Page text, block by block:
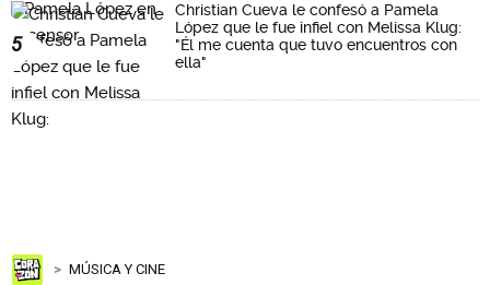
5
Christian Cueva le confesó a Pamela
López que le fue infiel con Melissa Klug:
"Él me cuenta que tuvo encuentros con
ella"
MÚSICA Y CINE